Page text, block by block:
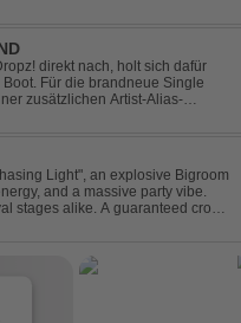
direkt nach, holt sich dafür
Für die brandneue Single
zusätzlichen Artist-Alias-
Light", an explosive Bigroom
and a massive party vibe.
stages alike. A guaranteed crowd-